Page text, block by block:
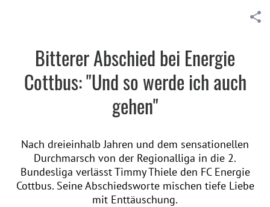
Bitterer Abschied bei Energie
Cottbus: "Und so werde ich auch
gehen"
Nach dreieinhalb Jahren und dem sensationellen
Durchmarsch von der Regionalliga in die 2.
Bundesliga verlässt Timmy Thiele den FC Energie
Cottbus. Seine Abschiedsworte mischen tiefe Liebe
mit Enttäuschung.